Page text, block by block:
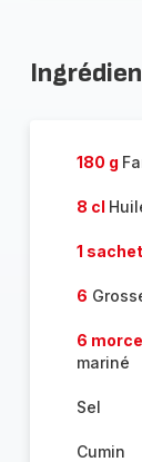
180 g
8 cl
1 sachet
6
6
mariné
Sel
Cumin